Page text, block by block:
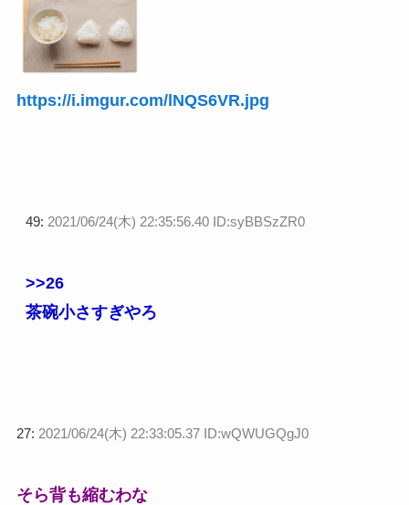
https://i.imgur.com/lNQS6VR.jpg
49: 2021/06/24(木) 22:35:56.40 ID:syBBSzZR0
>>26
茶碗小さすぎやろ
27: 2021/06/24(木) 22:33:05.37 ID:wQWUGQgJ0
そら背も縮むわな